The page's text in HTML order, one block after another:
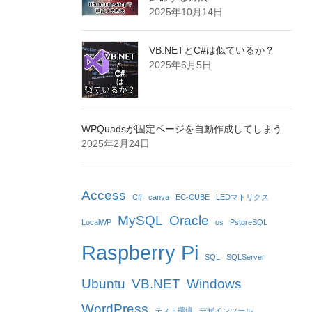
2025年10月14日
VB.NETとC#は似ているか？
2025年6月5日
WPQuadsが固定ページを自動作成してしまう
2025年2月24日
Access C# canva EC-CUBE LEDマトリクス
LocalWP MySQL Oracle os PstgreSQL
Raspberry Pi SQL SQLServer
Ubuntu VB.NET Windows
WordPress
テスト環境 デザインツール